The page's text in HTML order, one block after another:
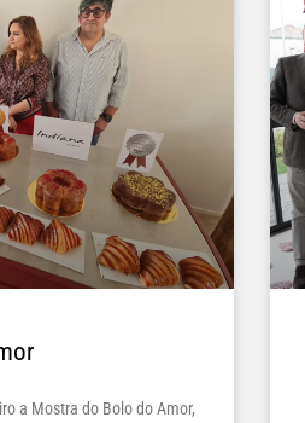
a Mostra do Bolo do Amor,